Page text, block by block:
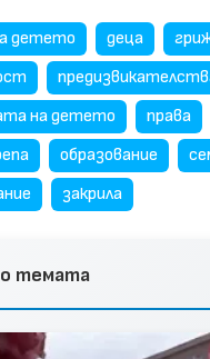
детето деца
на детето
права
образование
закрила
темата